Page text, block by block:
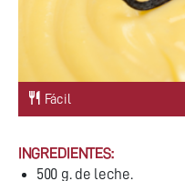
Fácil
INGREDIENTES:
500 g. de leche.